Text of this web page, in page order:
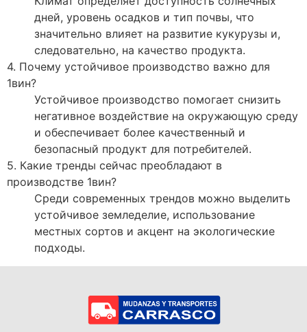
дней, уровень осадков и тип почвы, что
значительно влияет на развитие кукурузы и,
следовательно, на качество продукта.
4. Почему устойчивое производство важно для
1вин?
Устойчивое производство помогает снизить
негативное воздействие на окружающую среду
и обеспечивает более качественный и
безопасный продукт для потребителей.
5. Какие тренды сейчас преобладают в
производстве 1вин?
Среди современных трендов можно выделить
устойчивое земледелие, использование
местных сортов и акцент на экологические
подходы.